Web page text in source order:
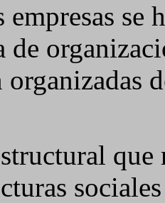
empresas
de
organizadas
que